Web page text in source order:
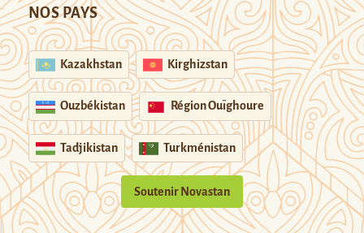
NOS PAYS
Kazakhstan Kirghizstan
Ouzbékistan Région Ouïghoure
Tadjikistan Turkménistan
Soutenir Novastan